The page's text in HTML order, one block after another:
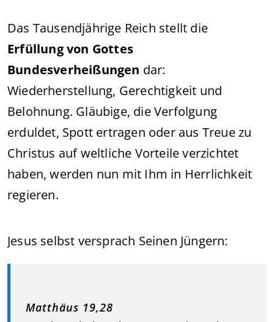
Das Tausendjährige Reich stellt die
Erfüllung von Gottes
Bundesverheißungen dar:
Wiederherstellung, Gerechtigkeit und
Belohnung. Gläubige, die Verfolgung
erduldet, Spott ertragen oder aus Treue zu
Christus auf weltliche Vorteile verzichtet
haben, werden nun mit Ihm in Herrlichkeit
regieren.
Jesus selbst versprach Seinen Jüngern:
Matthäus 19,28